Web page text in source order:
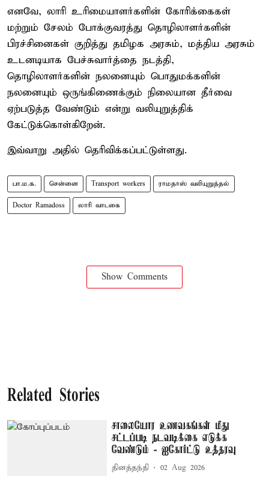
எனவே, லாரி உரிமையாளர்களின் கோரிக்கைகள்
மற்றும் சேலம் போக்குவரத்து தொழிலாளர்களின்
பிரச்சினைகள் குறித்து தமிழக அரசும், மத்திய அரசும்
உடனடியாக பேச்சுவார்த்தை நடத்தி,
தொழிலாளர்களின் நலனையும் பொதுமக்களின்
நலனையும் ஒருங்கிணைக்கும் நிலையான தீர்வை
ஏற்படுத்த வேண்டும் என்று வலியுறுத்திக்
கேட்டுக்கொள்கிறேன்.
இவ்வாறு அதில் தெரிவிக்கப்பட்டுள்ளது.
பா.ம.க. சென்னை Transport workers ராமதாஸ் வலியுறுத்தல்
Doctor Ramadoss லாரி வாடகை
Show Comments
Related Stories
சாலையோர உணவகங்கள் மீது
சட்டப்படி நடவடிக்கை எடுக்க
வேண்டும் - ஐகோர்ட்டு உத்தரவு
தினத்தந்தி 02 Aug 2026